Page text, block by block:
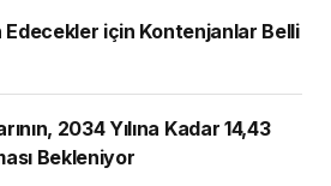
için Kontenjanlar Belli
2034 Yılına Kadar 14,43
Bekleniyor